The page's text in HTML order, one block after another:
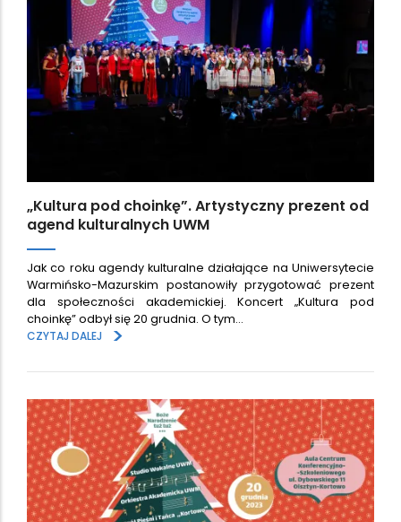
„Kultura pod choinkę”. Artystyczny prezent od
agend kulturalnych UWM
Jak co roku agendy kulturalne działające na Uniwersytecie
Warmińsko-Mazurskim postanowiły przygotować prezent
dla społeczności akademickiej. Koncert „Kultura pod
choinkę” odbył się 20 grudnia. O tym…
CZYTAJ DALEJ
>